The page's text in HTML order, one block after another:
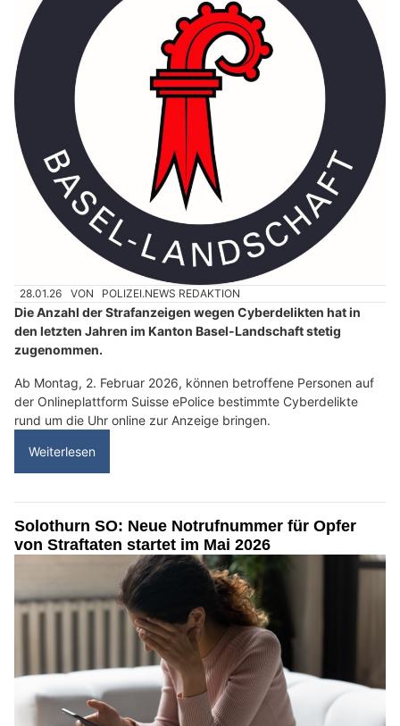
28.01.26 VON POLIZEI.NEWS REDAKTION
Die Anzahl der Strafanzeigen wegen Cyberdelikten hat in
den letzten Jahren im Kanton Basel-Landschaft stetig
zugenommen.
Ab Montag, 2. Februar 2026, können betroffene Personen auf
der Onlineplattform Suisse ePolice bestimmte Cyberdelikte
rund um die Uhr online zur Anzeige bringen.
Weiterlesen
Solothurn SO: Neue Notrufnummer für Opfer
von Straftaten startet im Mai 2026